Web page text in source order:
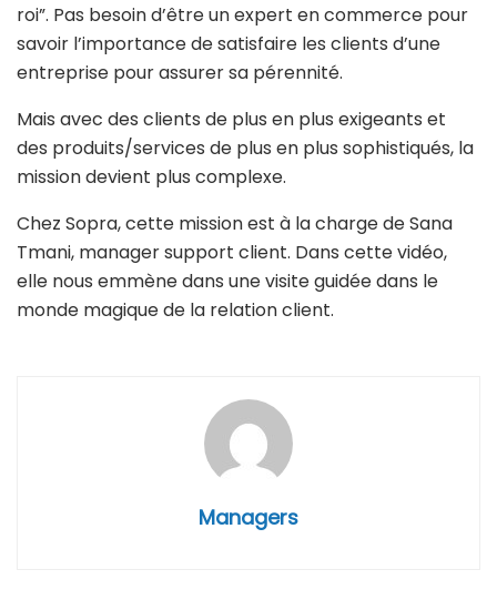
roi”. Pas besoin d’être un expert en commerce pour
savoir l’importance de satisfaire les clients d’une
entreprise pour assurer sa pérennité.
Mais avec des clients de plus en plus exigeants et
des produits/services de plus en plus sophistiqués, la
mission devient plus complexe.
Chez Sopra, cette mission est à la charge de Sana
Tmani, manager support client. Dans cette vidéo,
elle nous emmène dans une visite guidée dans le
monde magique de la relation client.
Managers